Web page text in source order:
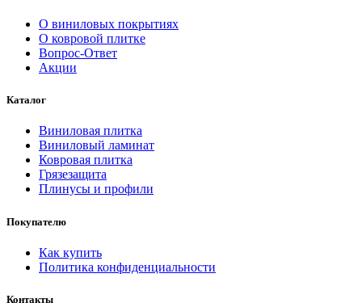
О виниловых покрытиях
О ковровой плитке
Вопрос-Ответ
Акции
Каталог
Виниловая плитка
Виниловый ламинат
Ковровая плитка
Грязезащита
Плинусы и профили
Покупателю
Как купить
Политика конфиденциальности
Контакты